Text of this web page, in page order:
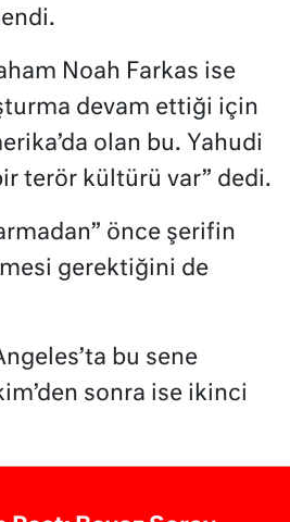
Noah Farkas ise
devam ettiği için
olan bu. Yahudi
terör kültürü var” dedi.
önce şerifin
gerektiğini de
bu sene
sonra ise ikinci